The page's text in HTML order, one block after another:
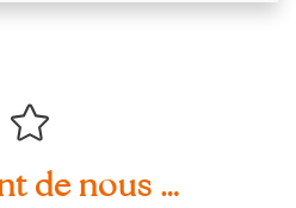
de nous …